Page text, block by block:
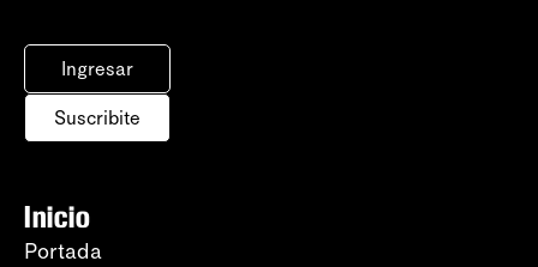
Ingresar
Suscribite
Inicio
Portada